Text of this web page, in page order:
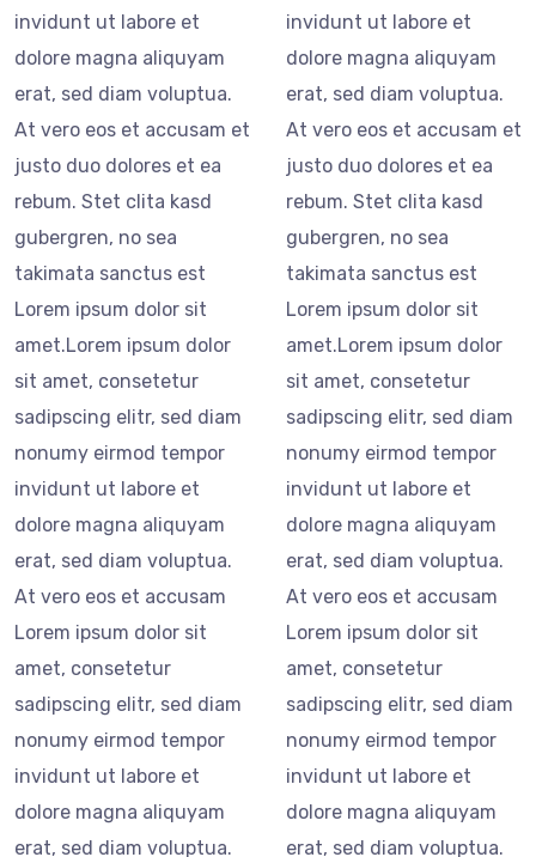
invidunt ut labore et
dolore magna aliquyam
erat, sed diam voluptua.
At vero eos et accusam et
justo duo dolores et ea
rebum. Stet clita kasd
gubergren, no sea
takimata sanctus est
Lorem ipsum dolor sit
amet.Lorem ipsum dolor
sit amet, consetetur
sadipscing elitr, sed diam
nonumy eirmod tempor
invidunt ut labore et
dolore magna aliquyam
erat, sed diam voluptua.
At vero eos et accusam
Lorem ipsum dolor sit
amet, consetetur
sadipscing elitr, sed diam
nonumy eirmod tempor
invidunt ut labore et
dolore magna aliquyam
erat, sed diam voluptua.
invidunt ut labore et
dolore magna aliquyam
erat, sed diam voluptua.
At vero eos et accusam et
justo duo dolores et ea
rebum. Stet clita kasd
gubergren, no sea
takimata sanctus est
Lorem ipsum dolor sit
amet.Lorem ipsum dolor
sit amet, consetetur
sadipscing elitr, sed diam
nonumy eirmod tempor
invidunt ut labore et
dolore magna aliquyam
erat, sed diam voluptua.
At vero eos et accusam
Lorem ipsum dolor sit
amet, consetetur
sadipscing elitr, sed diam
nonumy eirmod tempor
invidunt ut labore et
dolore magna aliquyam
erat, sed diam voluptua.